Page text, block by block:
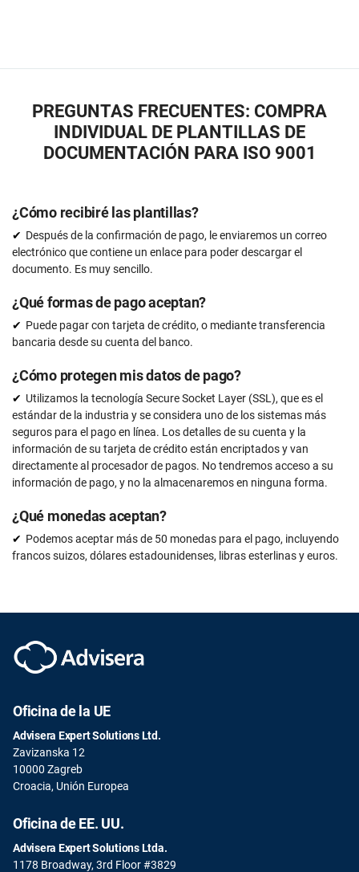
PREGUNTAS FRECUENTES: COMPRA
INDIVIDUAL DE PLANTILLAS DE
DOCUMENTACIÓN PARA ISO 9001
¿Cómo recibiré las plantillas?
Después de la confirmación de pago, le enviaremos un correo
electrónico que contiene un enlace para poder descargar el
documento. Es muy sencillo.
¿Qué formas de pago aceptan?
Puede pagar con tarjeta de crédito, o mediante transferencia
bancaria desde su cuenta del banco.
¿Cómo protegen mis datos de pago?
Utilizamos la tecnología Secure Socket Layer (SSL), que es el
estándar de la industria y se considera uno de los sistemas más
seguros para el pago en línea. Los detalles de su cuenta y la
información de su tarjeta de crédito están encriptados y van
directamente al procesador de pagos. No tendremos acceso a su
información de pago, y no la almacenaremos en ninguna forma.
¿Qué monedas aceptan?
Podemos aceptar más de 50 monedas para el pago, incluyendo
francos suizos, dólares estadounidenses, libras esterlinas y euros.
Oficina de la UE
Advisera Expert Solutions Ltd.
Zavizanska 12
10000 Zagreb
Croacia, Unión Europea
Oficina de EE. UU.
Advisera Expert Solutions Ltda.
1178 Broadway, 3rd Floor #3829